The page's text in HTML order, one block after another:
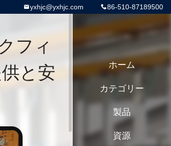
86-510-87189500
yxhjc@yxhjc.com
フィ
と安
ホーム
カテゴリー
製品
資源